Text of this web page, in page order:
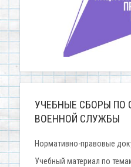
УЧЕБНЫЕ СБОРЫ ПО
ВОЕННОЙ СЛУЖБЫ
Нормативно-правовые
Учебный материал по